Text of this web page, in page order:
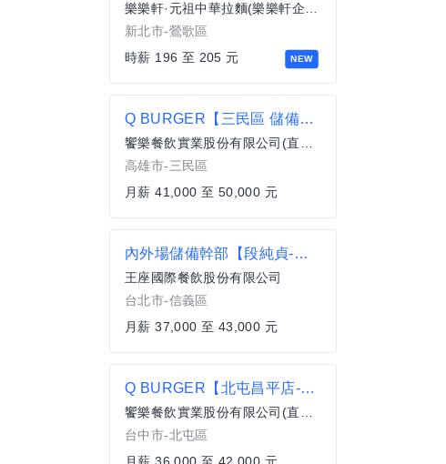
NEW
樂樂軒·元祖中華拉麵(樂樂軒企業社)
新北市-鶯歌區
時薪 196 至 205 元
Q BURGER【三民區 儲備店經理】一頭班 x 雙週發薪 x 過年連休5天
饗樂餐飲實業股份有限公司(直營總公司)
高雄市-三民區
月薪 41,000 至 50,000 元
內外場儲備幹部【段純貞-信義時代二館】月薪37000-43000#另有門市達標獎金 無經驗可
王座國際餐飲股份有限公司
台北市-信義區
月薪 37,000 至 43,000 元
Q BURGER【北屯昌平店-午晚班】月薪最高42,000 X儲備幹部一頭班X 歡迎轉職、新鮮人加入
饗樂餐飲實業股份有限公司(直營總公司)
台中市-北屯區